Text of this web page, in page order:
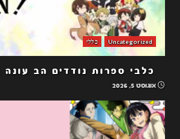
Uncategorized כללי
כלבי ספרות נודדים הב עונה 2 פרקים 5-1
אוגוסט 5, 2026